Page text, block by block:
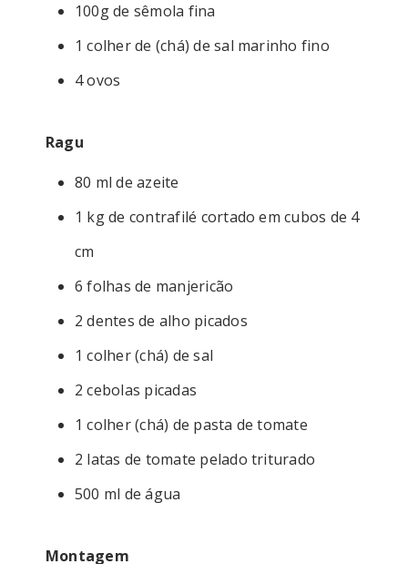
100g de sêmola fina
1 colher de (chá) de sal marinho fino
4 ovos
Ragu
80 ml de azeite
1 kg de contrafilé cortado em cubos de 4
cm
6 folhas de manjericão
2 dentes de alho picados
1 colher (chá) de sal
2 cebolas picadas
1 colher (chá) de pasta de tomate
2 latas de tomate pelado triturado
500 ml de água
Montagem